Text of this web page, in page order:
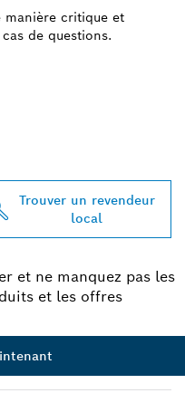
manière critique et
de questions.
Trouver un revendeur
local
et ne manquez pas les
et les offres